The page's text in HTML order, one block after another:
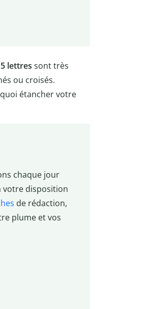
lettres sont très
ou croisés.
étancher votre
chaque jour
votre disposition
de rédaction,
plume et vos